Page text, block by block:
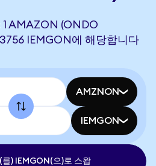
AMAZON (ONDO
IEMGON에 해당합니다
AMZNON
IEMGON
) IEMGON(으)로 스왑